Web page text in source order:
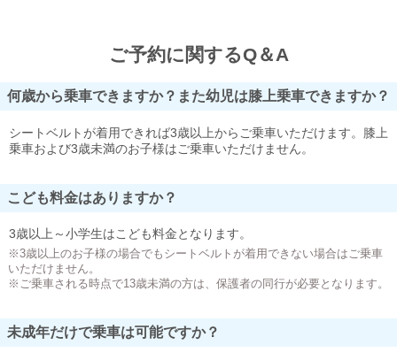
ご予約に関するQ＆A
何歳から乗車できますか？また幼児は膝上乗車できますか？
シートベルトが着用できれば3歳以上からご乗車いただけます。膝上
乗車および3歳未満のお子様はご乗車いただけません。
こども料金はありますか？
3歳以上～小学生はこども料金となります。
※3歳以上のお子様の場合でもシートベルトが着用できない場合はご乗車
いただけません。
※ご乗車される時点で13歳未満の方は、保護者の同行が必要となります。
未成年だけで乗車は可能ですか？